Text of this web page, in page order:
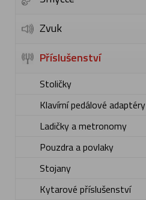
Zvuk
Příslušenství
Stoličky
Klavírní pedálové adaptéry
Ladičky a metronomy
Pouzdra a povlaky
Stojany
Kytarové příslušenství